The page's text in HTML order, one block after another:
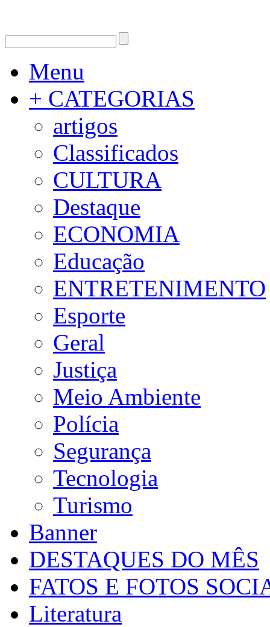
Menu
+ CATEGORIAS
artigos
Classificados
CULTURA
Destaque
ECONOMIA
Educação
ENTRETENIMENTO
Esporte
Geral
Justiça
Meio Ambiente
Polícia
Segurança
Tecnologia
Turismo
Banner
DESTAQUES DO MÊS
FATOS E FOTOS
Literatura